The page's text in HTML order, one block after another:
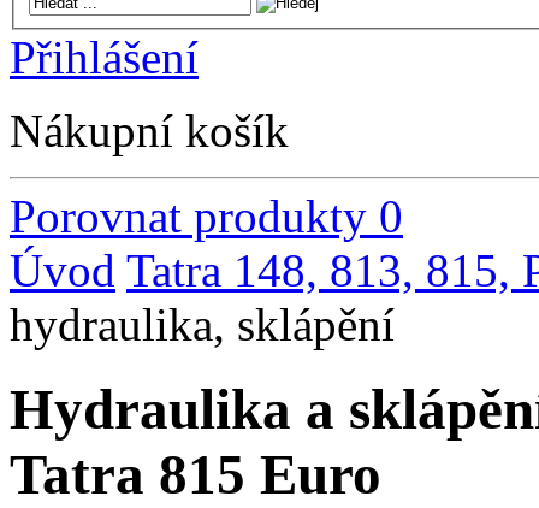
Přihlášení
Nákupní košík
Porovnat produkty 0
Úvod Tatra 148, 813, 815,
hydraulika, sklápění
Hydraulika a
Tatra 815 Euro